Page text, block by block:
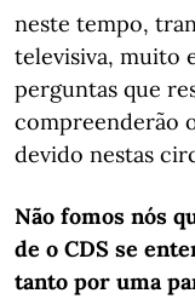
neste tempo,
televisiva, muito
perguntas que
compreenderão
devido nestas
Não fomos nós
de o CDS se
tanto por uma